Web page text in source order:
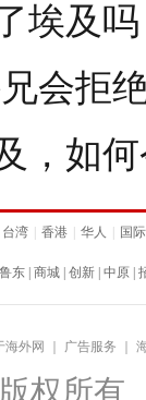
埃及吗
会拒
，如
台湾 香港 华人 国际
鲁东 商城 创新 中原
海外网 广告服务
权所有